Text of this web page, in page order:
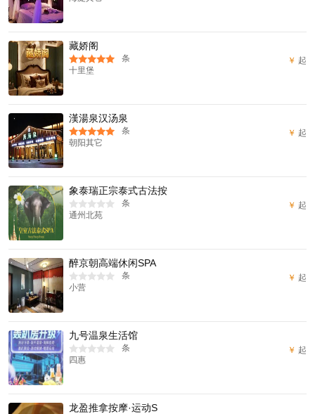
藏娇阁
条
十里堡
￥ 起
漢湯泉汉汤泉
条
朝阳其它
￥ 起
象泰瑞正宗泰式古法按
条
通州北苑
￥ 起
醉京朝高端休闲SPA
条
小营
￥ 起
九号温泉生活馆
条
四惠
￥ 起
龙盈推拿按摩·运动S